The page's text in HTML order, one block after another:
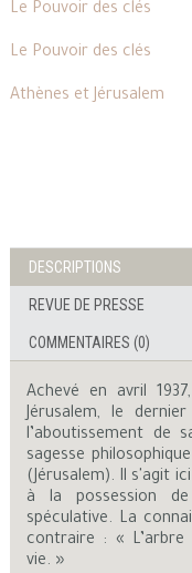
Le Pouvoir des clés
Le Pouvoir des clés
Athènes et Jérusalem
DESCRIPTIONS
REVUE DE PRESSE
COMMENTAIRES (0)
Achevé en avril
Jérusalem, le
l’aboutissement de
sagesse
(Jérusalem). Il s'agit
à la possession
spéculative. La
contraire : « L’arbre
vie. »